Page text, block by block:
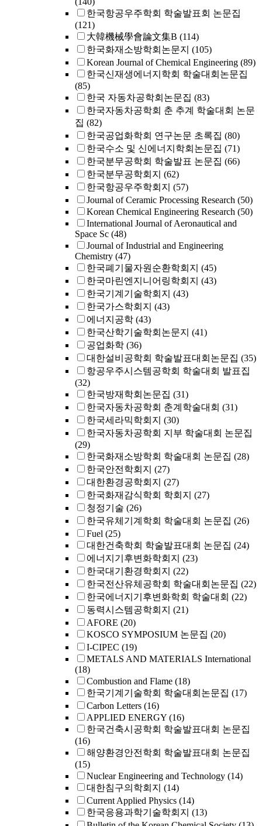
한국항공우주학회 학술발표회 논문집
(121)
大韓機械學會論文集B (114)
한국화재소방학회논문지 (105)
Korean Journal of Chemical Engineering (89)
한국신재생에너지학회 학술대회논문집
(85)
한국 자동차공학회논문집 (83)
한국자동차공학회 춘 추계 학술대회 논문
집 (82)
한국공업화학회 연구논문 초록집 (80)
한국수소 및 신에너지학회논문집 (71)
한국분무공학회 학술발표 논문집 (66)
한국분무공학회지 (62)
한국항공우주학회지 (57)
Journal of Ceramic Processing Research (50)
Korean Chemical Engineering Research (50)
International Journal of Aeronautical and
Space Sc (48)
Journal of Industrial and Engineering
Chemistry (47)
한국폐기물자원순환학회지 (45)
한국마린엔지니어링학회지 (43)
한국기계기술학회지 (43)
한국가스학회지 (43)
에너지공학 (43)
한국산학기술학회논문지 (41)
공업화학 (36)
대한설비공학회 학술발표대회논문집 (35)
항공우주시스템공학회 학술대회 발표집
(32)
한국방재학회논문집 (31)
한국자동차공학회 춘계학술대회 (31)
한국세라믹학회지 (30)
한국자동차공학회 지부 학술대회 논문집
(29)
한국화재소방학회 학술대회 논문집 (28)
한국안전학회지 (27)
대한환경공학회지 (27)
한국화재감식학회 학회지 (27)
청정기술 (26)
한국유체기계학회 학술대회 논문집 (26)
Fuel (25)
대한건축학회 학술발표대회 논문집 (24)
에너지기후변화학회지 (23)
한국대기환경학회지 (22)
한국전산유체공학회 학술대회논문집 (22)
한국에너지기후변화학회 학술대회 (22)
동력시스템공학회지 (21)
AFORE (20)
KOSCO SYMPOSIUM 논문집 (20)
I-CIPEC (19)
METALS AND MATERIALS International
(18)
Combustion and Flame (18)
한국기계기술학회 학술대회논문집 (17)
Carbon Letters (16)
APPLIED ENERGY (16)
한국건축시공학회 학술발표대회 논문집
(16)
해양환경안전학회 학술발표대회 논문집
(15)
Nuclear Engineering and Technology (14)
대한침구의학회지 (14)
Current Applied Physics (14)
한국응용과학기술학회지 (13)